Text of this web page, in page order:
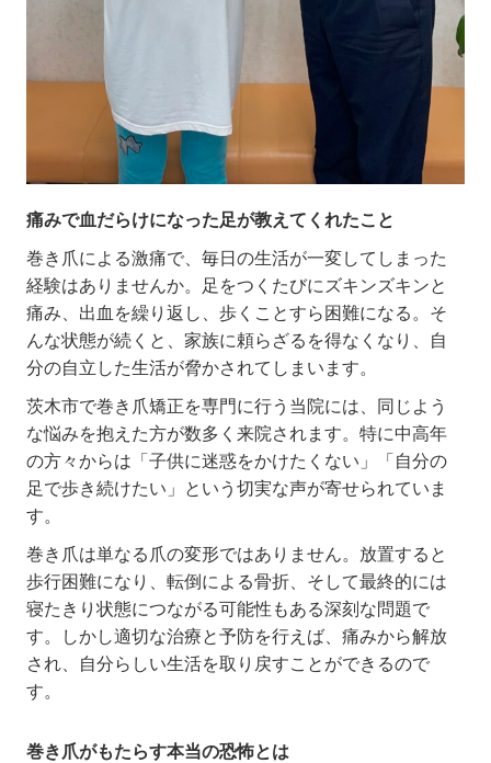
痛みで血だらけになった足が教えてくれたこと
巻き爪による激痛で、毎日の生活が一変してしまった
経験はありませんか。足をつくたびにズキンズキンと
痛み、出血を繰り返し、歩くことすら困難になる。そ
んな状態が続くと、家族に頼らざるを得なくなり、自
分の自立した生活が脅かされてしまいます。
茨木市で巻き爪矯正を専門に行う当院には、同じよう
な悩みを抱えた方が数多く来院されます。特に中高年
の方々からは「子供に迷惑をかけたくない」「自分の
足で歩き続けたい」という切実な声が寄せられていま
す。
巻き爪は単なる爪の変形ではありません。放置すると
歩行困難になり、転倒による骨折、そして最終的には
寝たきり状態につながる可能性もある深刻な問題で
す。しかし適切な治療と予防を行えば、痛みから解放
され、自分らしい生活を取り戻すことができるので
す。
巻き爪がもたらす本当の恐怖とは